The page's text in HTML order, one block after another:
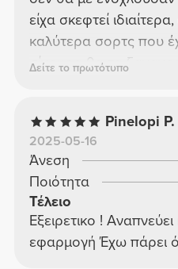
είχα σκεφτεί
καλύτερα σορτς που
σίγουρα θα τα
αυτήν την κριτική.
ευχαριστημένη με την
Δείτε το πρωτότυπο
Pinelopi P.
2025-05-16
Άνεση
Ποιότητα
Τέλειο
Εξειρετικο ! Αναπνεύει
εφαρμογή Έχω πάρει